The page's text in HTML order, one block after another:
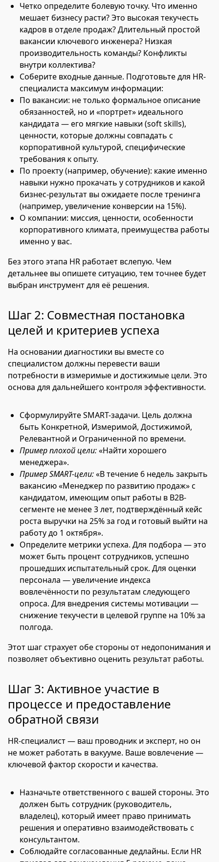
Четко определите болевую точку. Что именно
мешает бизнесу расти? Это высокая текучесть
кадров в отделе продаж? Длительный простой
вакансии ключевого инженера? Низкая
производительность команды? Конфликты
внутри коллектива?
Соберите входные данные. Подготовьте для HR-
специалиста максимум информации:
По вакансии: не только формальное описание
обязанностей, но и «портрет» идеального
кандидата — его мягкие навыки (soft skills),
ценности, которые должны совпадать с
корпоративной культурой, специфические
требования к опыту.
По проекту (например, обучение): какие именно
навыки нужно прокачать у сотрудников и какой
бизнес-результат вы ожидаете после тренинга
(например, увеличение конверсии на 15%).
О компании: миссия, ценности, особенности
корпоративного климата, преимущества работы
именно у вас.
Без этого этапа HR работает вслепую. Чем
детальнее вы опишете ситуацию, тем точнее будет
выбран инструмент для её решения.
Шаг 2: Совместная постановка
целей и критериев успеха
На основании диагностики вы вместе со
специалистом должны перевести ваши
потребности в измеримые и достижимые цели. Это
основа для дальнейшего контроля эффективности.
Сформулируйте SMART-задачи. Цель должна
быть Конкретной, Измеримой, Достижимой,
Релевантной и Ограниченной по времени.
Пример плохой цели:«Найти хорошего
менеджера».
Пример SMART-цели:«В течение 6 недель закрыть
вакансию «Менеджер по развитию продаж» с
кандидатом, имеющим опыт работы в B2B-
сегменте не менее 3 лет, подтверждённый кейс
роста выручки на 25% за год и готовый выйти на
работу до 1 октября».
Определите метрики успеха. Для подбора — это
может быть процент сотрудников, успешно
прошедших испытательный срок. Для оценки
персонала — увеличение индекса
вовлечённости по результатам следующего
опроса. Для внедрения системы мотивации —
снижение текучести в целевой группе на 10% за
полгода.
Этот шаг страхует обе стороны от недопонимания и
позволяет объективно оценить результат работы.
Шаг 3: Активное участие в
процессе и предоставление
обратной связи
HR-специалист — ваш проводник и эксперт, но он
не может работать в вакууме. Ваше вовлечение —
ключевой фактор скорости и качества.
Назначьте ответственного с вашей стороны. Это
должен быть сотрудник (руководитель,
владелец), который имеет право принимать
решения и оперативно взаимодействовать с
консультантом.
Соблюдайте согласованные дедлайны. Если HR